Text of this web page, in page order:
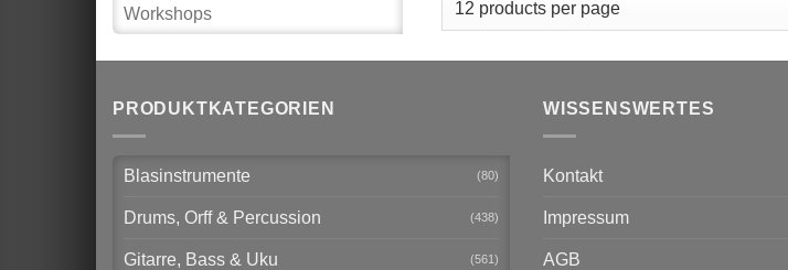
Workshops
PRODUKTKATEGORIEN
Blasinstrumente (80)
Drums, Orff & Percussion (438)
Gitarre, Bass & Uku (561)
WISSENSWERTES
Kontakt
Impressum
AGB